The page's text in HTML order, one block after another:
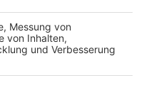
ihre Felder zu mähen.
deutlich größer
den Kitzrettern auch
von den Kitzrettern
Helfer der
morgens gegen